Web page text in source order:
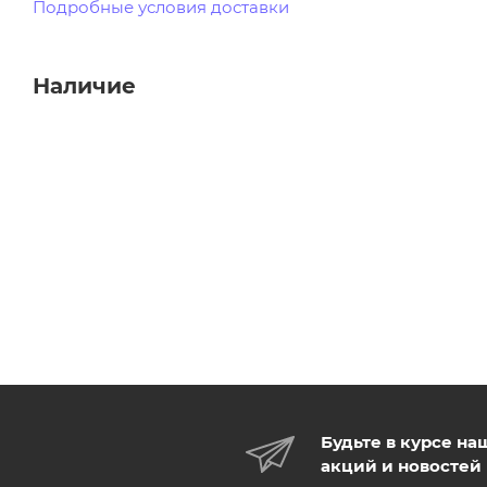
Подробные условия доставки
Наличие
Будьте в курсе
акций и новостей